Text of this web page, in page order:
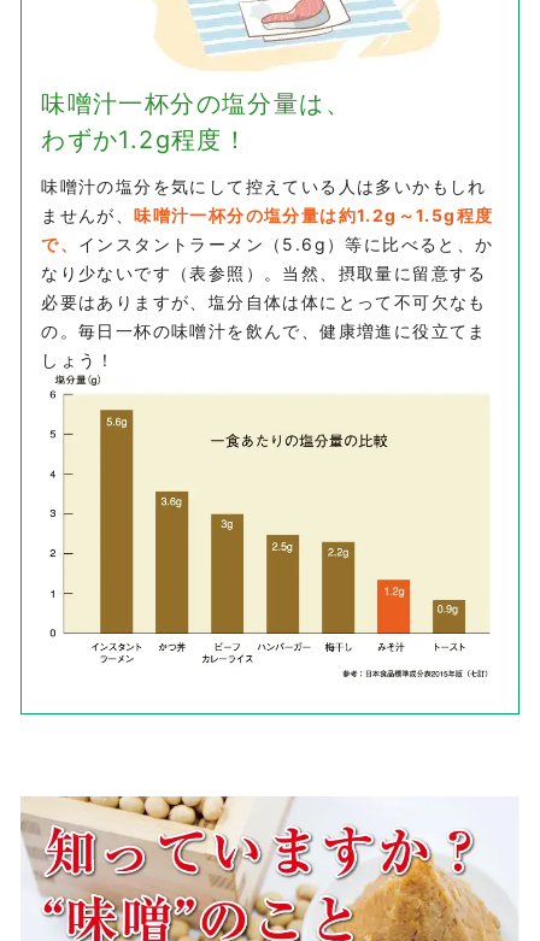
味噌汁一杯分の塩分量は、
わずか1.2g程度！
味噌汁の塩分を気にして控えている人は多いかもしれ
ませんが、味噌汁一杯分の塩分量は約1.2g～1.5g程度
で、 インスタントラーメン（5.6g）等に比べると、か
なり少ないです（表参照）。当然、摂取量に留意する
必要はありますが、塩分自体は体にとって不可欠なも
の。毎日一杯の味噌汁を飲んで、健康増進に役立てま
しょう！